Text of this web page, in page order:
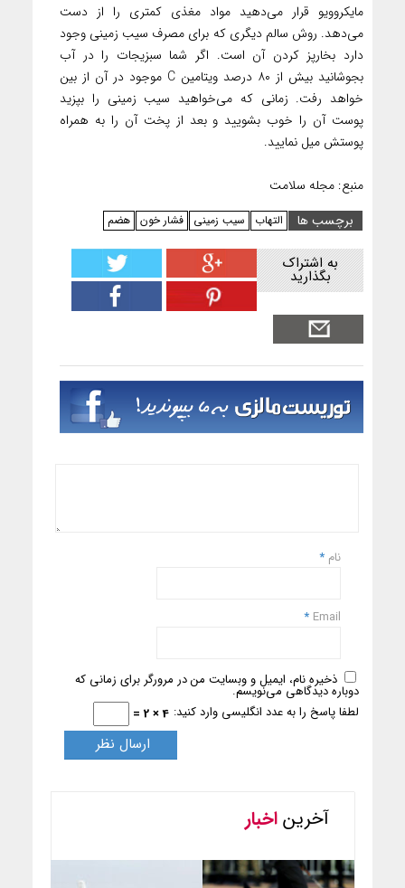
مایکروویو قرار می‌دهید مواد مغذی کمتری را از دست
می‌دهد. روش سالم دیگری که برای مصرف سیب زمینی وجود
دارد بخارپز کردن آن است. اگر شما سبزیجات را در آب
بجوشانید بیش از ۸۰ درصد ویتامین C موجود در آن از بین
خواهد رفت. زمانی که می‌خواهید سیب زمینی را بپزید
پوست آن را خوب بشویید و بعد از پخت آن را به همراه
پوستش میل نمایید.
منبع: مجله سلامت
برچسب ها
التهاب سیب زمینی فشار خون هضم
به اشتراک
بگذارید
نام *
Email
*
ذخیره نام، ایمیل و وبسایت من در مرورگر برای زمانی که
دوباره دیدگاهی می‌نویسم.
لطفا پاسخ را به عدد انگلیسی وارد کنید: 4 × 2 =
آخریناخبار